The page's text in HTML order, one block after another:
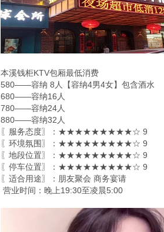
本溪钱柜KTV包厢最低消费
580——容纳 8人【容纳4男4女】包含酒水
680——容纳16人
780——容纳24人
880——容纳32人
〖服务态度〗：★★★★★★★★★☆ 9
〖环境氛围〗：★★★★★★★★★☆ 9
〖地段位置〗：★★★★★★★★★☆ 9
〖停车位置〗：★★★★★★★★★☆ 9
〖适合用途〗：朋友聚会 商务宴请
营业时间：晚上19:30至凌晨5:00